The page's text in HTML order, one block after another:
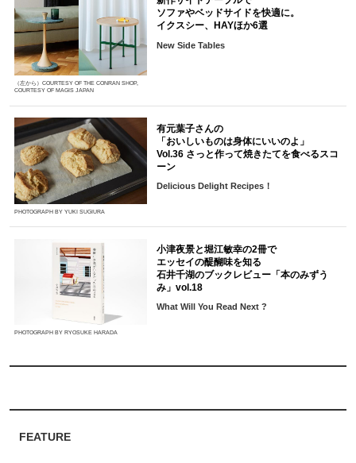
FEATURE
（左から）COURTESY OF THE CONRAN SHOP,
COURTESY OF MAGIS JAPAN
ソファやベッドサイドを快適に。
イクスシー、HAYほか6選
New Side Tables
PHOTOGRAPH BY YUKI SUGIURA
有元葉子さんの
「おいしいものは身体にいいのよ」
Vol.36 さっと作って焼きたてを食べるスコ
ーン
Delicious Delight Recipes！
PHOTOGRAPH BY RYOSUKE HARADA
小津夜景と堀江敏幸の2冊で
エッセイの醍醐味を知る
石井千湖のブックレビュー「本のみずう
み」vol.18
What Will You Read Next ?